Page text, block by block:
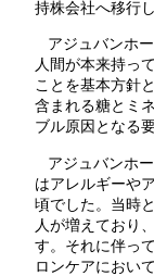
持株会社へ移行
アジュバンホ
人間が本来持っ
ことを基本方針
含まれる糖とミ
ブル原因となる
アジュバンホ
はアレルギーや
頃でした。当時
人が増えており
す。それに伴っ
ロンケアにおい